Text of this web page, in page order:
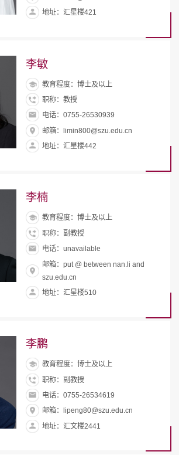
地址：汇星楼421
李敏
教育程度：博士及以上
职称：教授
电话：0755-26530939
邮箱：limin800@szu.edu.cn
地址：汇星楼442
李楠
教育程度：博士及以上
职称：副教授
电话：unavailable
邮箱：put @ between nan.li and
szu.edu.cn
地址：汇星楼510
李鹏
教育程度：博士及以上
职称：副教授
电话：0755-26534619
邮箱：lipeng80@szu.edu.cn
地址：汇文楼2441